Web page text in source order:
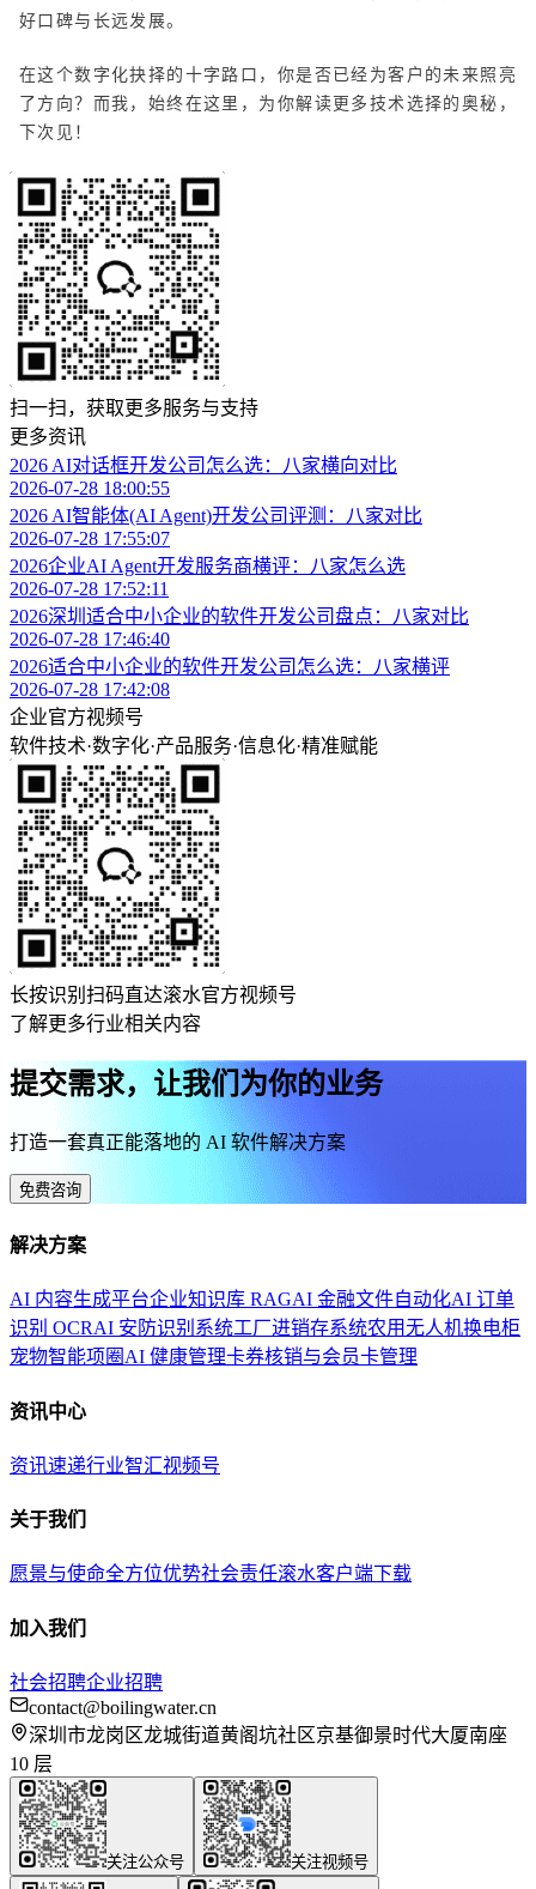
好口碑与长远发展。
在这个数字化抉择的十字路口，你是否已经为客户的未来照亮
了方向？而我，始终在这里，为你解读更多技术选择的奥秘，
下次见！
扫一扫，获取更多服务与支持
更多资讯
2026 AI对话框开发公司怎么选：八家横向对比
2026-07-28 18:00:55
2026 AI智能体(AI Agent)开发公司评测：八家对比
2026-07-28 17:55:07
2026企业AI Agent开发服务商横评：八家怎么选
2026-07-28 17:52:11
2026深圳适合中小企业的软件开发公司盘点：八家对比
2026-07-28 17:46:40
2026适合中小企业的软件开发公司怎么选：八家横评
2026-07-28 17:42:08
企业官方视频号
软件技术·数字化·产品服务·信息化·精准赋能
长按识别扫码直达滚水官方视频号
了解更多行业相关内容
提交需求，让我们为你的业务
打造一套真正能落地的 AI 软件解决方案
免费咨询
解决方案
AI 内容生成平台企业知识库 RAGAI 金融文件自动化AI 订单
识别 OCRAI 安防识别系统工厂进销存系统农用无人机换电柜
宠物智能项圈 AI 健康管理卡券核销与会员卡管理
资讯中心
资讯速递行业智汇视频号
关于我们
愿景与使命全方位优势社会责任滚水客户端下载
加入我们
社会招聘企业招聘
contact@boilingwater.cn
深圳市龙岗区龙城街道黄阁坑社区京基御景时代大厦南座
10 层
关注公众号 关注视频号